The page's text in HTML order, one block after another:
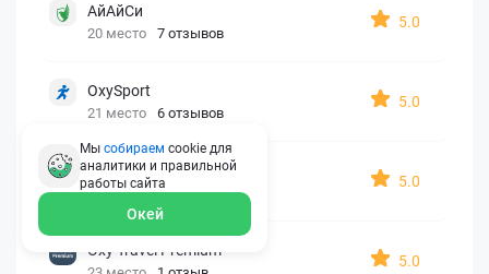
АйАйСи
20 место 7 отзывов
5.0
OxySport
21 место 6 отзывов
5.0
ERGO AXA
22 место 2 отзыва
5.0
Oxy Travel Premium
5.0
Мы собираем cookie для
аналитики и правильной
работы сайта
Окей